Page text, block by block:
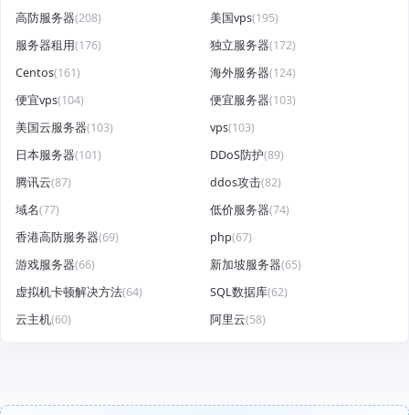
高防服务器(208) 美国vps(195)
服务器租用(176) 独立服务器(172)
Centos(161) 海外服务器(124)
便宜vps(104) 便宜服务器(103)
美国云服务器(103) vps(103)
日本服务器(101) DDoS防护(89)
腾讯云(87) ddos攻击(82)
域名(77) 低价服务器(74)
香港高防服务器(69) php(67)
游戏服务器(66) 新加坡服务器(65)
虚拟机卡顿解决方法(64) SQL数据库(62)
云主机(60) 阿里云(58)